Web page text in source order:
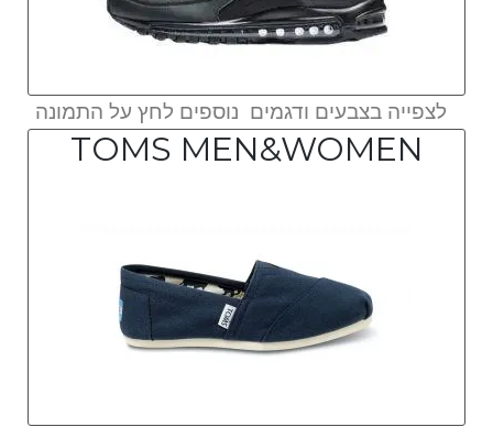
לצפייה בצבעים ודגמים נוספים לחץ על התמונה
TOMS MEN&WOMEN